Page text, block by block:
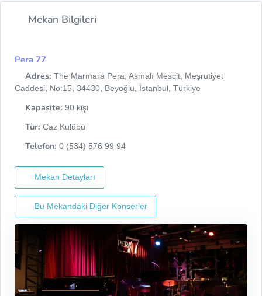
Mekan Bilgileri
Pera 77
Adres: The Marmara Pera, Asmalı Mescit, Meşrutiyet
Caddesi, No:15, 34430, Beyoğlu, İstanbul, Türkiye
Kapasite: 90 kişi
Tür: Caz Kulübü
Telefon: 0 (534) 576 99 94
Mekan Detayları
Bu Mekandaki Diğer Konserler